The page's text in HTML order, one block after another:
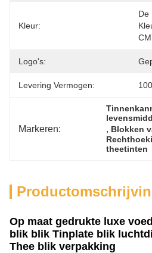
Kleur:
De
Logo's:
Levering Vermogen:
Markeren: , Blokken
theetinten
Op maat gedrukte luxe
blik blik Tinplate blik
Thee blik verpakking